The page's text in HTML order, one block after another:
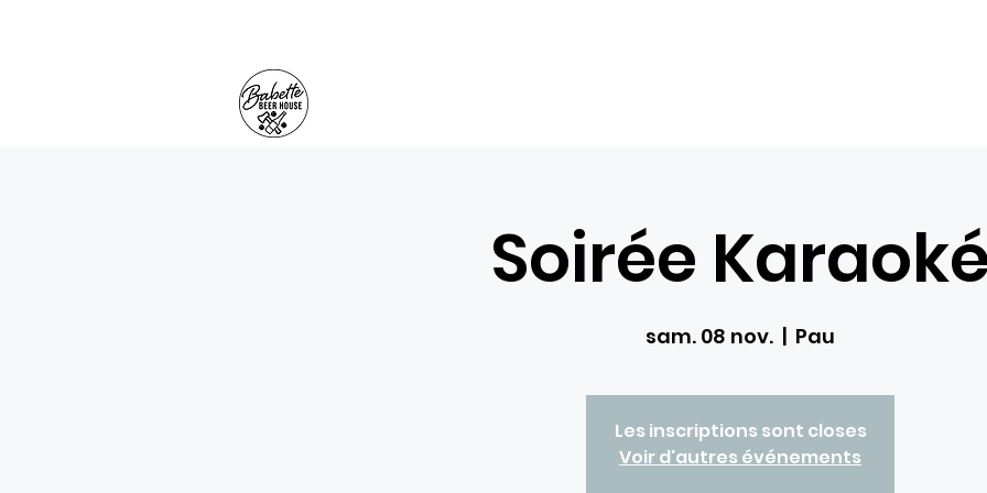
Soirée Karaoké
sam. 08 nov.
  |
Pau
Les inscriptions sont closes
Voir d'autres événements